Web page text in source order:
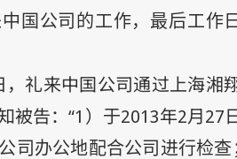
国公司的工作，最后工作
，礼来中国公司通过上海湘
被告：“1 ）于2013年2月27
司办公地配合公司进行检查